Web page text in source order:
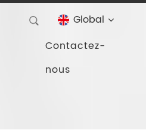
Global
Contactez-
nous